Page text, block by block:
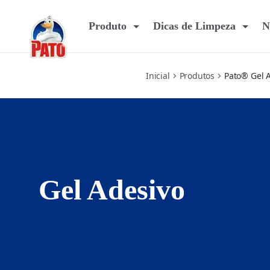
Produto Dicas de Limpeza
Inicial Produtos Pato® Gel
Gel Adesivo